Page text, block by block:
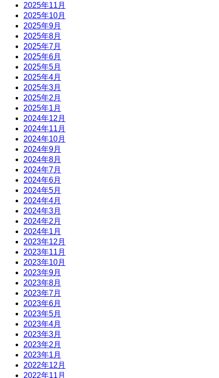
2025年11月
2025年10月
2025年9月
2025年8月
2025年7月
2025年6月
2025年5月
2025年4月
2025年3月
2025年2月
2025年1月
2024年12月
2024年11月
2024年10月
2024年9月
2024年8月
2024年7月
2024年6月
2024年5月
2024年4月
2024年3月
2024年2月
2024年1月
2023年12月
2023年11月
2023年10月
2023年9月
2023年8月
2023年7月
2023年6月
2023年5月
2023年4月
2023年3月
2023年2月
2023年1月
2022年12月
2022年11月